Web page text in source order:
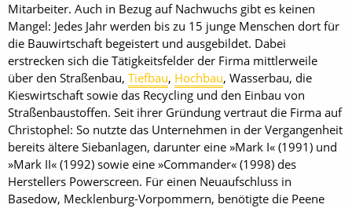
Mitarbeiter. Auch in Bezug auf Nachwuchs gibt es keinen
Mangel: Jedes Jahr werden bis zu 15 junge Menschen dort für
die Bauwirtschaft begeistert und ausgebildet. Dabei
erstrecken sich die Tätigkeitsfelder der Firma mittlerweile
über den Straßenbau, Tiefbau, Hochbau, Wasserbau, die
Kieswirtschaft sowie das Recycling und den Einbau von
Straßenbaustoffen. Seit ihrer Gründung vertraut die Firma auf
Christophel: So nutzte das Unternehmen in der Vergangenheit
bereits ältere Siebanlagen, darunter eine »Mark I« (1991) und
»Mark II« (1992) sowie eine »Commander« (1998) des
Herstellers Powerscreen. Für einen Neuaufschluss in
Basedow, Mecklenburg-Vorpommern, benötigte die Peene